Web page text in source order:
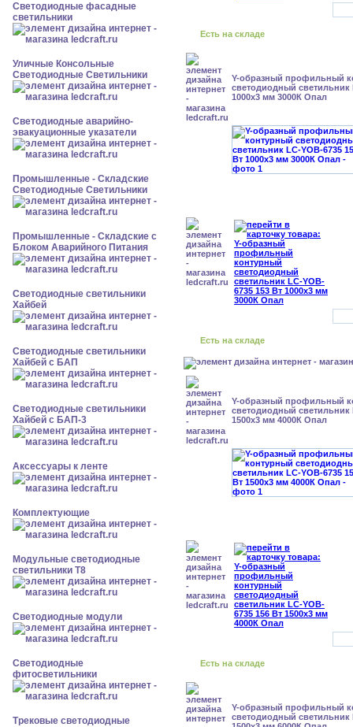
Светодиодные фасадные
светильники
Уличные Консольные
Светодиодные Светильники
Светодиодные аварийно-
эвакуационные указатели
Промышленные - Складские
Светодиодные Светильники
Промышленные - Складские с
Блоком Аварийного Питания
Светодиодные светильники
Хайбей
Светодиодные светильники
Хайбей с БАП
Светодиодные светильники
Хайбей с БАП-3
Аксессуары к ленте
Комплектующие
Модульные светодиодные
светильники Т8
Светодиодные модули
Светодиодные
фитосветильники
Трековые светодиодные
Есть на складе
Y-образный профильный
cветодиодный светильник
1000x3 мм 3000К Опал
Есть на складе
Y-образный профильный
cветодиодный светильник
1500x3 мм 4000К Опал
Есть на складе
Y-образный профильный
cветодиодный светильник